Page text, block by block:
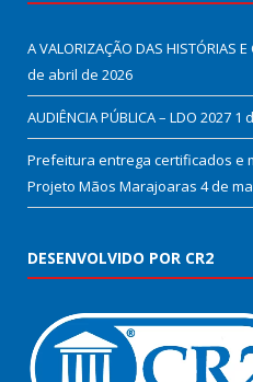
A VALORIZAÇÃO DAS HISTÓRIAS E
de abril de 2026
AUDIÊNCIA PÚBLICA – LDO 2027 1
Prefeitura entrega certificados e
Projeto Mãos Marajoaras 4 de
DESENVOLVIDO POR CR2